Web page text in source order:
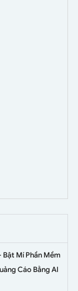
Bật Mí Phần Mềm
Cáo Bằng AI